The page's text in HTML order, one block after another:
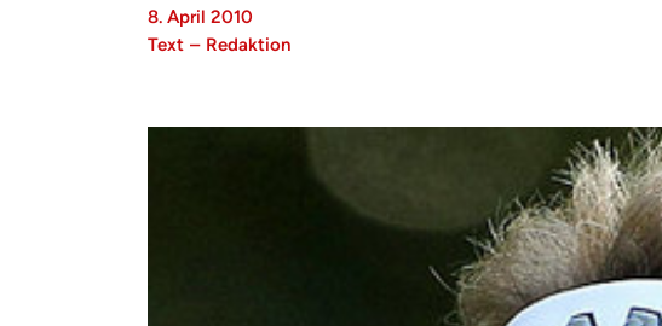
8. April 2010
Text – Redaktion